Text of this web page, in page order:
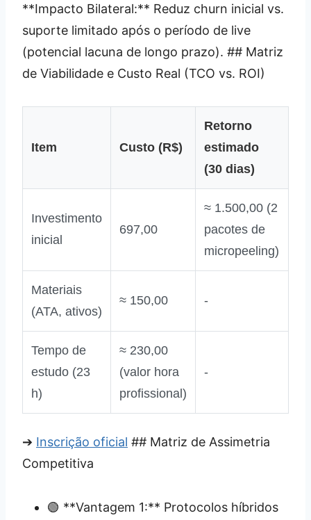
**Impacto Bilateral:** Reduz churn inicial vs.
suporte limitado após o período de live
(potencial lacuna de longo prazo). ## Matriz
de Viabilidade e Custo Real (TCO vs. ROI)
Item Custo (R$)
Retorno
estimado
(30 dias)
Investimento
inicial
697,00
≈ 1.500,00 (2
pacotes de
micropeeling)
Materiais
(ATA, ativos)
≈ 150,00 ‑
Tempo de
estudo (23
h)
≈ 230,00
(valor hora
profissional)
‑
➔ Inscrição oficial ## Matriz de Assimetria
Competitiva
🟢 **Vantagem 1:** Protocolos híbridos